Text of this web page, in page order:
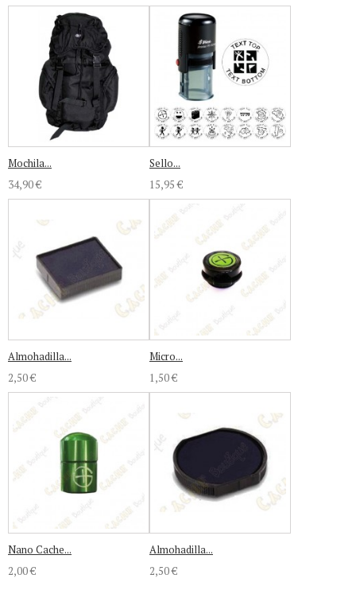
Mochila...
34,90 €
Sello...
15,95 €
Almohadilla...
2,50 €
Micro...
1,50 €
Nano Cache...
2,00 €
Almohadilla...
2,50 €